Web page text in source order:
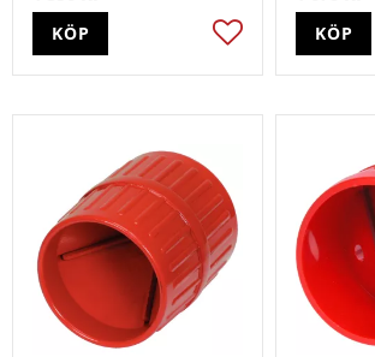
Lägg till i favoriter
KÖP KÖP